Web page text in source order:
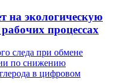
на экологическую
процессах
следа при обмене
по снижению
в цифровом